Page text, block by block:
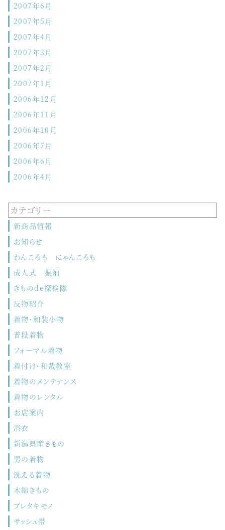
2007年6月
2007年5月
2007年4月
2007年3月
2007年2月
2007年1月
2006年12月
2006年11月
2006年10月
2006年7月
2006年6月
2006年4月
カテゴリー
新商品情報
お知らせ
わんころも にゃんころも
成人式 振袖
きものde探検隊
反物紹介
着物・和装小物
普段着物
フォーマル着物
着付け・和裁教室
着物のメンテナンス
着物のレンタル
お店案内
浴衣
新潟県産きもの
男の着物
洗える着物
木綿きもの
プレタキモノ
サッシュ帯